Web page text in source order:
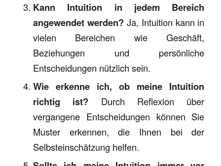
Kann Intuition in jedem Bereich
angewendet werden? Ja, Intuition kann in
vielen Bereichen wie Geschäft,
Beziehungen und persönliche
Entscheidungen nützlich sein.
Wie erkenne ich, ob meine Intuition
richtig ist? Durch Reflexion über
vergangene Entscheidungen können Sie
Muster erkennen, die Ihnen bei der
Selbsteinschätzung helfen.